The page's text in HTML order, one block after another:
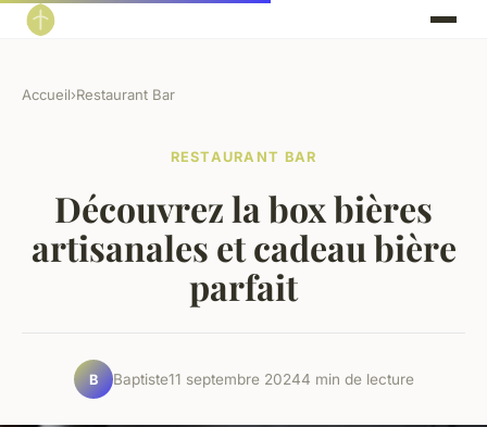
Accueil›Restaurant Bar
RESTAURANT BAR
Découvrez la box bières
artisanales et cadeau bière
parfait
B Baptiste11 septembre 20244 min de lecture